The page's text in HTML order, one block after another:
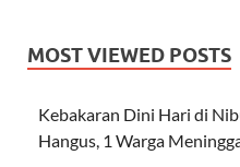
MOST VIEWED POSTS
Kebakaran Dini Hari di
Hangus, 1 Warga